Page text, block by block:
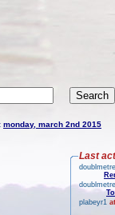
monday, march 2nd 2015
Last
doublmetre
doublmetre
plabeyr1